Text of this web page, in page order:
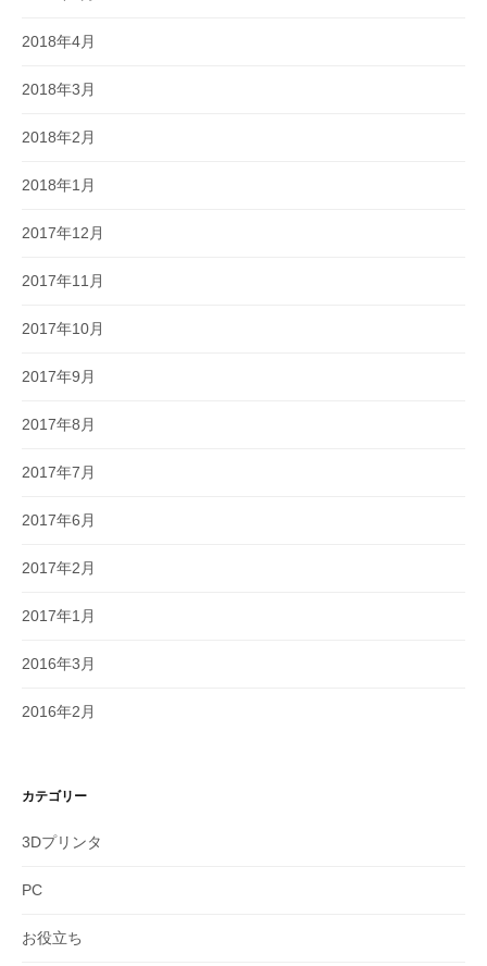
2018年4月
2018年3月
2018年2月
2018年1月
2017年12月
2017年11月
2017年10月
2017年9月
2017年8月
2017年7月
2017年6月
2017年2月
2017年1月
2016年3月
2016年2月
カテゴリー
3Dプリンタ
PC
お役立ち